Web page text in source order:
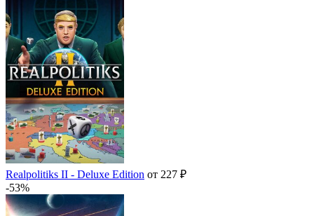
₽купить
нет в наличии
Realpolitiks II - Deluxe Edition от 227 ₽
-53%